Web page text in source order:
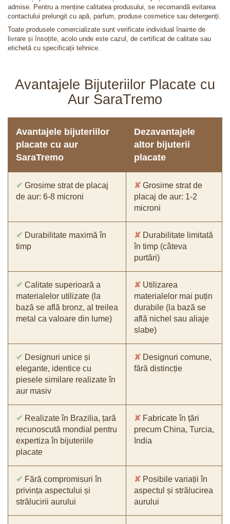
admise. Pentru a menține calitatea produsului, se recomandă evitarea
contactului prelungit cu apă, parfum, produse cosmetice sau detergenți.
Toate produsele comercializate sunt verificate individual înainte de
livrare și însoțite, acolo unde este cazul, de certificat de calitate sau
etichetă cu specificații tehnice.
Avantajele Bijuteriilor Placate cu
Aur SaraTremo
Avantajele bijuteriilor
placate cu aur
SaraTremo
Dezavantajele
altor bijuterii
placate
✔ Grosime strat de placaj
de aur: 6-8 microni
✘ Grosime strat de
placaj de aur: 1-2
microni
✔ Durabilitate maximă în
timp
✘ Durabilitate limitată
în timp (câteva
purtări)
✔ Calitate superioară a
materialelor utilizate (la
bază se află bronz, al treilea
metal ca valoare din lume)
✘ Utilizarea
materialelor mai puțin
durabile (la bază se
află nichel sau aliaje
slabe)
✔ Designuri unice și
elegante, identice cu
piesele similare realizate în
aur masiv
✘ Designuri comune,
fără distincție
✔ Realizate în Brazilia, țară
recunoscută mondial pentru
expertiza în bijuteriile
placate
✘ Fabricate în țări
precum China, Turcia,
India
✔ Fără compromisuri în
privința aspectului și
strălucirii aurului
✘ Posibile variații în
aspectul și strălucirea
aurului